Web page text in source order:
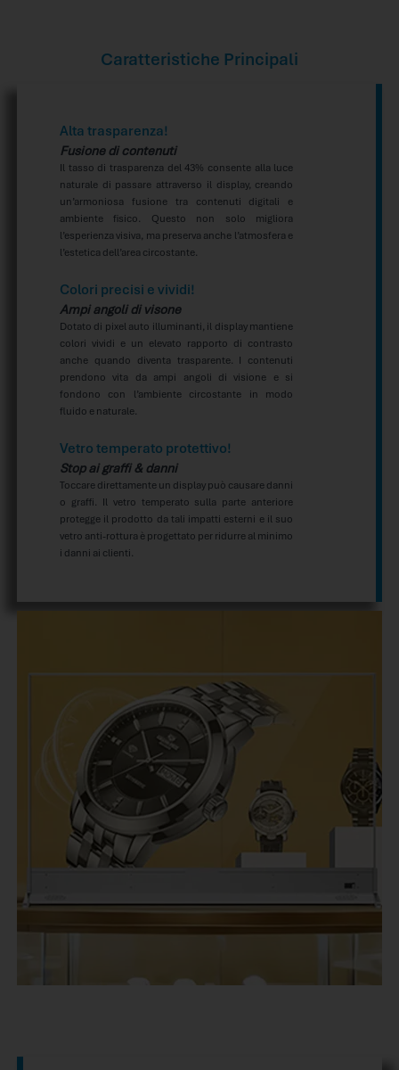
Alta trasparenza!
Fusione di contenuti
Il tasso di trasparenza del 43% consente alla luce
naturale di passare attraverso il display, creando
un’armoniosa fusione tra contenuti digitali e
ambiente fisico. Questo non solo migliora
l’esperienza visiva, ma preserva anche l’atmosfera e
l’estetica dell’area circostante.
Colori precisi e vividi!
Ampi angoli di visone
Dotato di pixel auto illuminanti, il display mantiene
colori vividi e un elevato rapporto di contrasto
anche quando diventa trasparente. I contenuti
prendono vita da ampi angoli di visione e si
fondono con l’ambiente circostante in modo
fluido e naturale.
Vetro temperato protettivo!
Stop ai graffi & danni
Toccare direttamente un display può causare danni
o graffi. Il vetro temperato sulla parte anteriore
protegge il prodotto da tali impatti esterni e il suo
vetro anti-rottura è progettato per ridurre al minimo
i danni ai clienti.
Caratteristiche Principali